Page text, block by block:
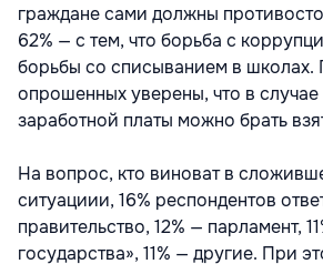
граждане сами должны
62% — с тем, что борьба с
борьбы со списыванием в школах.
опрошенных уверены, что в
заработной платы можно брать
На вопрос, кто виноват в
ситуациии, 16% респондентов
правительство, 12% — парламент,
государства», 11% — другие. При